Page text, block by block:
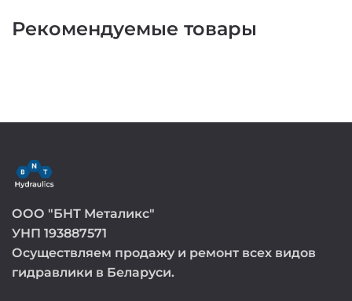
Рекомендуемые товары
ООО "БНТ Металикс"
УНП 193887571
Осуществляем продажу и ремонт всех видов
гидравлики в Беларуси.